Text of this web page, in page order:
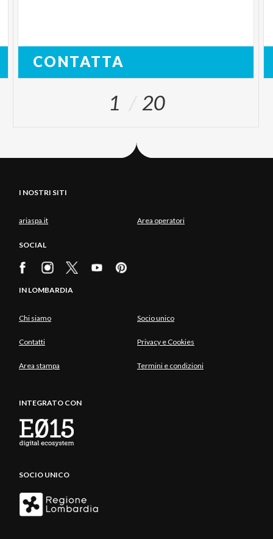
CONTATTA
1 20
I NOSTRI SITI
ariaspa.it Area operatori
SOCIAL
IN LOMBARDIA
Chi siamo Socio unico
Contatti Privacy e Cookies
Area stampa Termini e condizioni
INTEGRATO CON
SOCIO UNICO